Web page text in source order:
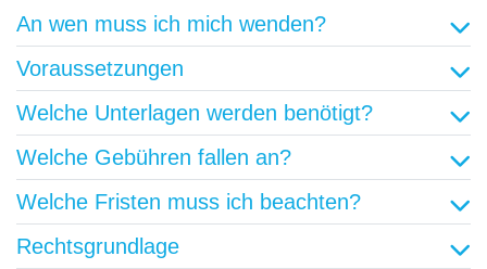
An wen muss ich mich wenden?
Voraussetzungen
Welche Unterlagen werden benötigt?
Welche Gebühren fallen an?
Welche Fristen muss ich beachten?
Rechtsgrundlage